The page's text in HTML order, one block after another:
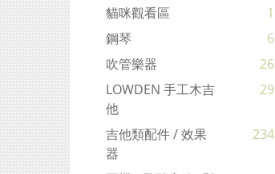
貓咪觀看區
1
鋼琴
6
吹管樂器
26
LOWDEN 手工木吉
他
29
吉他類配件 / 效果
器
234